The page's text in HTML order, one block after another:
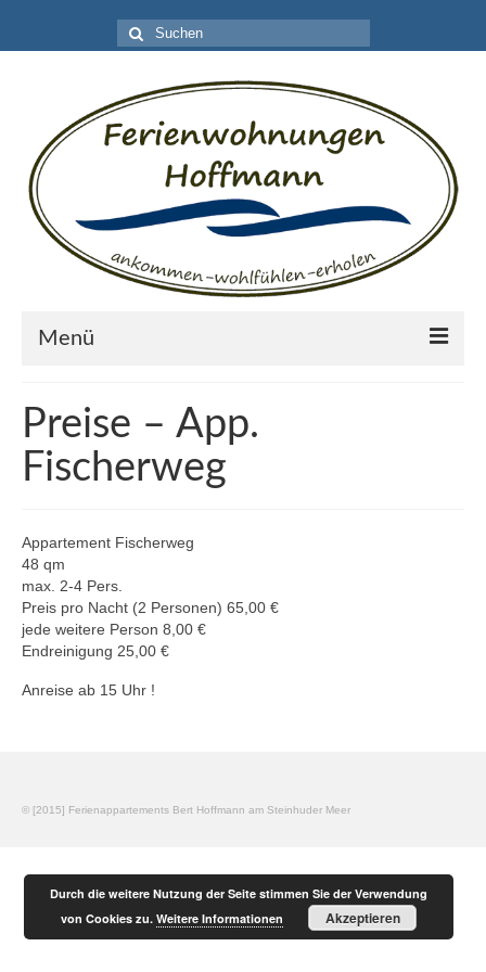
Suche
nach:
Menü
Fotos – App. Tiefental
Appartement 1
Appartement 4
Appartement 5
Anfahrt
Preise – App.
Fischerweg
Appartement Fischerweg
48 qm
max. 2-4 Pers.
Preis pro Nacht (2 Personen) 65,00 €
jede weitere Person 8,00 €
Endreinigung 25,00 €
Anreise ab 15 Uhr !
© [2015] Ferienappartements Bert Hoffmann am Steinhuder Meer
Durch die weitere Nutzung der Seite stimmen Sie der Verwendung
von Cookies zu.Weitere Informationen Akzeptieren